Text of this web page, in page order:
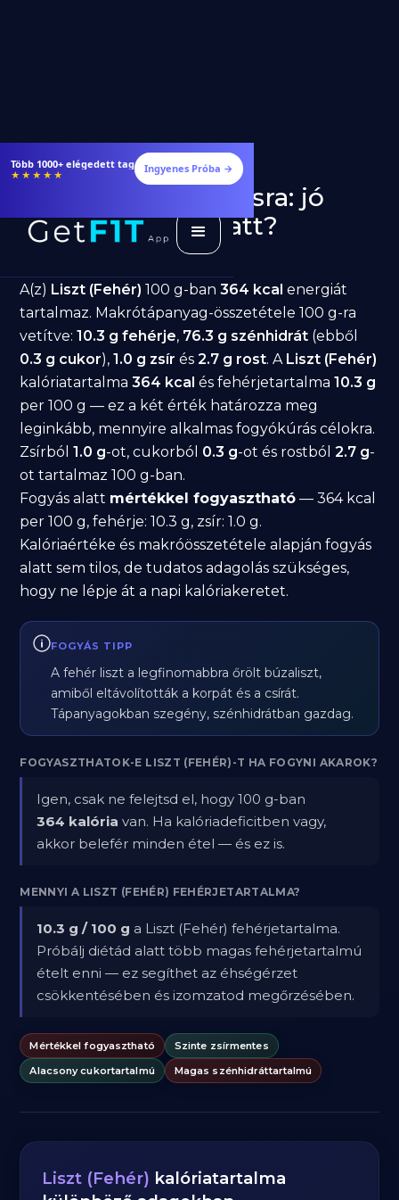
Több 1000+ elégedett tag
★★★★★ Ingyenes Próba →
Liszt (Fehér) fogyásra: jó
választás diéta alatt?
A(z) Liszt (Fehér) 100 g-ban364 kcal energiát
tartalmaz. Makrótápanyag-összetétele 100 g-ra
vetítve:10.3 g fehérje, 76.3 g szénhidrát (ebből
0.3 g cukor),1.0 g zsír és2.7 g rost. A Liszt (Fehér)
kalóriatartalma364 kcal és fehérjetartalma10.3 g
per 100 g — ez a két érték határozza meg
leginkább, mennyire alkalmas fogyókúrás célokra.
Zsírból1.0 g-ot, cukorból 0.3 g-ot és rostból2.7 g-
ot tartalmaz 100 g-ban.
Fogyás alatt mértékkel fogyasztható — 364 kcal
per 100 g, fehérje: 10.3 g, zsír: 1.0 g.
Kalóriaértéke és makróösszetétele alapján fogyás
alatt sem tilos, de tudatos adagolás szükséges,
hogy ne lépje át a napi kalóriakeretet.
FOGYÁS TIPP
A fehér liszt a legfinomabbra őrölt búzaliszt,
amiből eltávolították a korpát és a csírát.
Tápanyagokban szegény, szénhidrátban gazdag.
FOGYASZTHATOK-E LISZT (FEHÉR)-T HA FOGYNI AKAROK?
Igen, csak ne felejtsd el, hogy 100 g-ban
364 kalória van. Ha kalóriadeficitben vagy,
akkor belefér minden étel — és ez is.
MENNYI A LISZT (FEHÉR) FEHÉRJETARTALMA?
10.3 g / 100 g a Liszt (Fehér) fehérjetartalma.
Próbálj diétád alatt több magas fehérjetartalmú
ételt enni — ez segíthet az éhségérzet
csökkentésében és izomzatod megőrzésében.
Mértékkel fogyasztható
Szinte zsírmentes
Alacsony cukortartalmú
Magas szénhidráttartalmú
Liszt (Fehér) kalóriatartalma